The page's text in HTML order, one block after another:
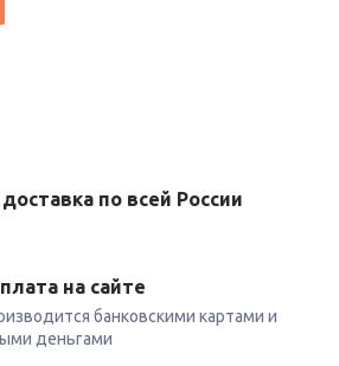
по всей России
на сайте
банковскими картами и
деньгами